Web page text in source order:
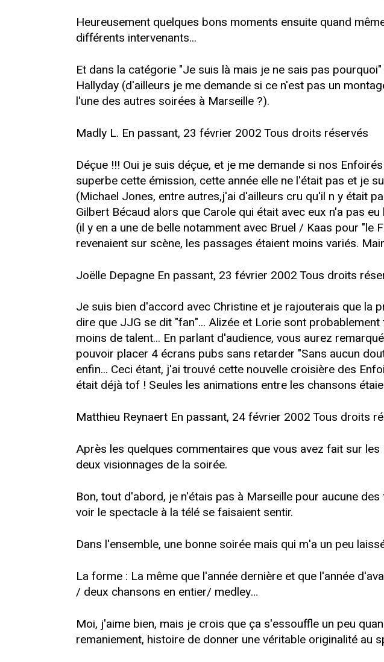
Heureusement quelques bons moments ensuite quand
différents intervenants...
Et dans la catégorie "Je suis là mais je ne sais pas
Hallyday (d'ailleurs je me demande si ce n'est pas un
l'une des autres soirées à Marseille ?).
Madly L. En passant, 23 février 2002 Tous droits réservés
Déçue !!! Oui je suis déçue, et je me demande si nos
superbe cette émission, cette année elle ne l'était pas et je
(Michael Jones, entre autres,j'ai d'ailleurs cru qu'il n y était
Gilbert Bécaud alors que Carole qui était avec eux n'a pas
(il y en a une de belle notamment avec Bruel / Kaas pour
revenaient sur scène, les passages étaient moins variés.
Joëlle Depagne En passant, 23 février 2002 Tous droits
Je suis bien d'accord avec Christine et je rajouterais que la
dire que JJG se dit "fan"... Alizée et Lorie sont
moins de talent... En parlant d'audience, vous aurez
pouvoir placer 4 écrans pubs sans retarder "Sans aucun
enfin... Ceci étant, j'ai trouvé cette nouvelle croisière des
était déjà tof ! Seules les animations entre les chansons
Matthieu Reynaert En passant, 24 février 2002 Tous droits
Après les quelques commentaires que vous avez fait sur
deux visionnages de la soirée.
Bon, tout d'abord, je n'étais pas à Marseille pour aucune
voir le spectacle à la télé se faisaient sentir.
Dans l'ensemble, une bonne soirée mais qui m'a un peu
La forme : La même que l'année dernière et que l'année
/ deux chansons en entier/ medley…
Moi, j'aime bien, mais je crois que ça s'essouffle un peu
remaniement, histoire de donner une véritable originalité au